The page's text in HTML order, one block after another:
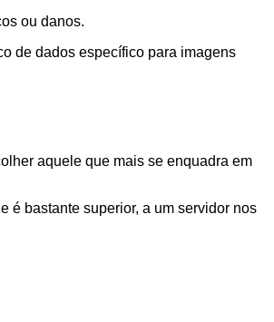
ou danos.
de dados específico para imagens
aquele que mais se enquadra em
é bastante superior, a um servidor nos